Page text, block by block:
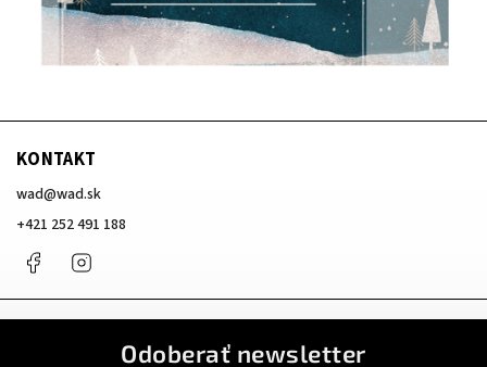
KONTAKT
wad@wad.sk
+421 252 491 188
Facebook
Odoberať newsletter